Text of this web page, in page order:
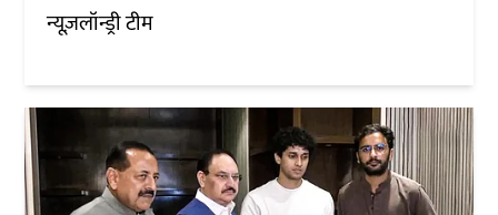
न्यूज़लॉन्ड्री टीम